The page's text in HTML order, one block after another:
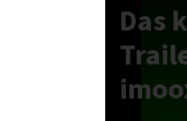
Das